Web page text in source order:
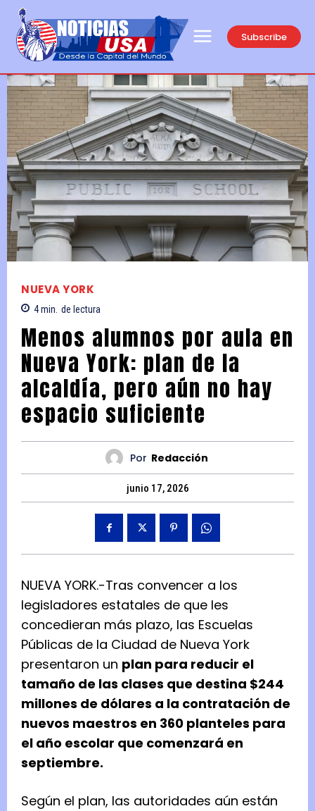
Subscribe
NUEVA YORK
4min. de lectura
Menos alumnos por aula en
Nueva York: plan de la
alcaldía, pero aún no hay
espacio suficiente
Por Redacción
junio 17, 2026
NUEVA YORK.-Tras convencer a los
legisladores estatales de que les
concedieran más plazo, las Escuelas
Públicas de la Ciudad de Nueva York
presentaron un plan para reducir el
tamaño de las clases que destina $244
millones de dólares a la contratación de
nuevos maestros en 360 planteles para
el año escolar que comenzará en
septiembre.
Según el plan, las autoridades aún están